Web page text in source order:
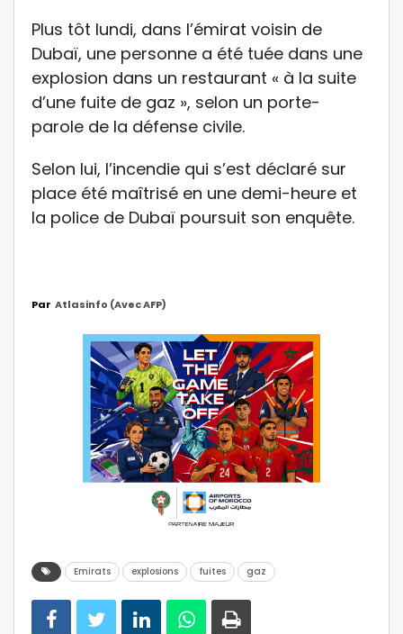
Plus tôt lundi, dans l’émirat voisin de
Dubaï, une personne a été tuée dans une
explosion dans un restaurant « à la suite
d’une fuite de gaz », selon un porte-
parole de la défense civile.
Selon lui, l’incendie qui s’est déclaré sur
place été maîtrisé en une demi-heure et
la police de Dubaï poursuit son enquête.
Par Atlasinfo (avec AFP)
Emirats explosions fuites gaz